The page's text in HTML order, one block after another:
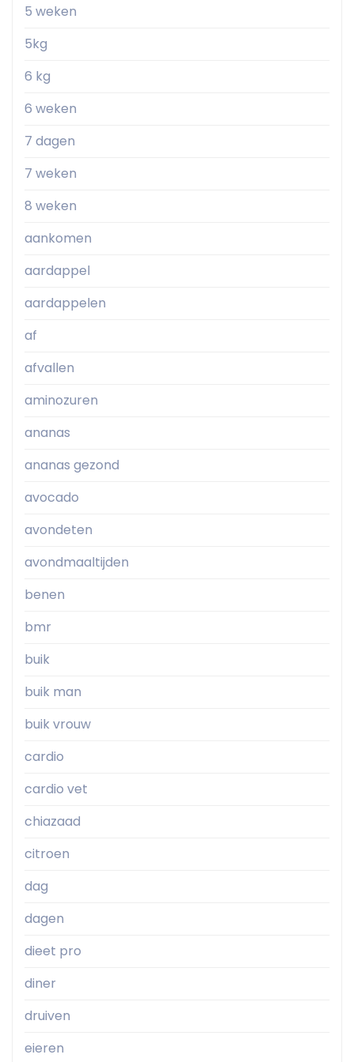
5 weken
5kg
6 kg
6 weken
7 dagen
7 weken
8 weken
aankomen
aardappel
aardappelen
af
afvallen
aminozuren
ananas
ananas gezond
avocado
avondeten
avondmaaltijden
benen
bmr
buik
buik man
buik vrouw
cardio
cardio vet
chiazaad
citroen
dag
dagen
dieet pro
diner
druiven
eieren